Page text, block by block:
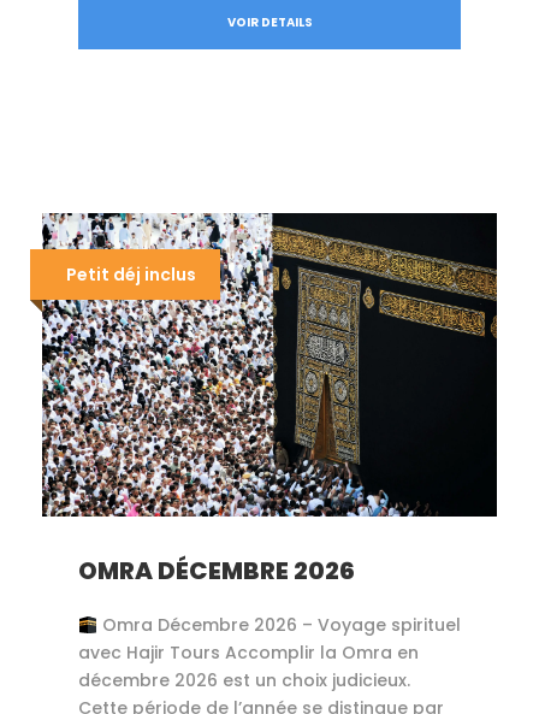
VOIR DETAILS
Petit déj inclus
OMRA DÉCEMBRE 2026
Omra Décembre 2026 – Voyage spirituel
avec Hajir Tours Accomplir la Omra en
décembre 2026 est un choix judicieux.
Cette période de l’année se distingue par